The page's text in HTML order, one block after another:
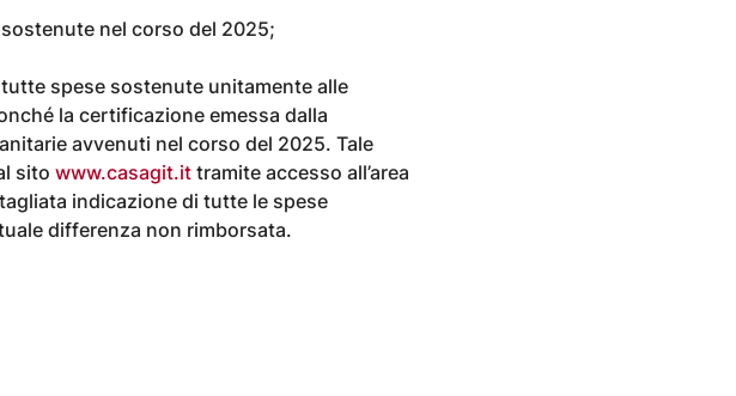
sostenute nel corso del 2025;
spese sostenute unitamente alle
la certificazione emessa dalla
avvenuti nel corso del 2025. Tale
sito www.casagit.it tramite accesso all’area
indicazione di tutte le spese
differenza non rimborsata.